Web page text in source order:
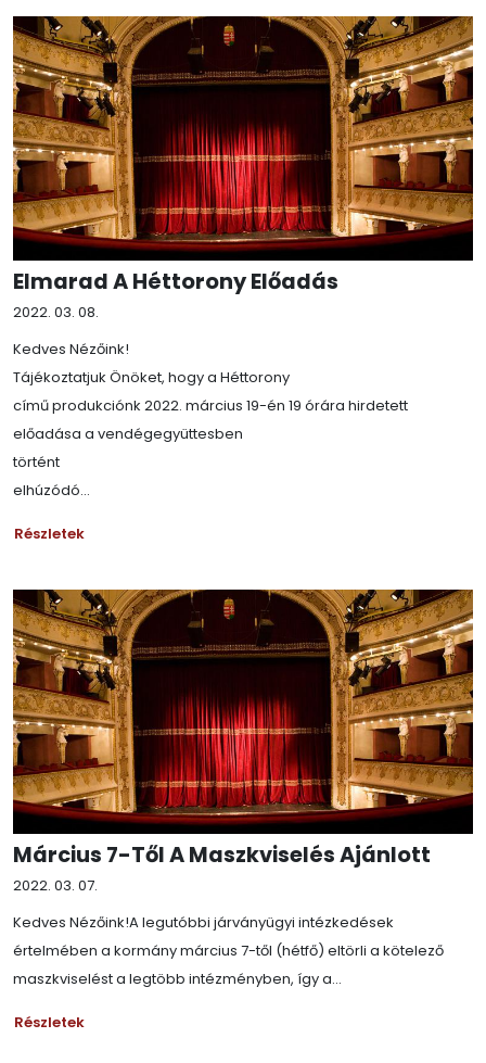
Elmarad A Héttorony Előadás
2022. 03. 08.
Kedves Nézőink!
Tájékoztatjuk Önöket, hogy a Héttorony
című produkciónk 2022. március 19-én 19 órára hirdetett
előadása a vendégegyüttesben
történt
elhúzódó...
Részletek
Március 7-Től A Maszkviselés Ajánlott
2022. 03. 07.
Kedves Nézőink!A legutóbbi járványügyi intézkedések
értelmében a kormány március 7-től (hétfő) eltörli a kötelező
maszkviselést a legtöbb intézményben, így a...
Részletek